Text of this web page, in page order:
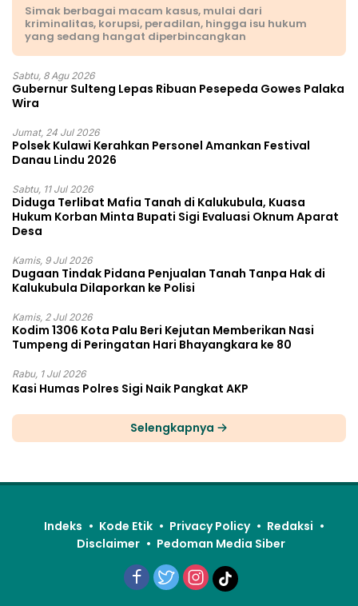
Simak berbagai macam kasus, mulai dari
kriminalitas, korupsi, peradilan, hingga isu hukum
yang sedang hangat diperbincangkan
Sabtu, 8 Agu 2026
Gubernur Sulteng Lepas Ribuan Pesepeda Gowes Palaka
Wira
Jumat, 24 Jul 2026
Polsek Kulawi Kerahkan Personel Amankan Festival
Danau Lindu 2026
Sabtu, 11 Jul 2026
Diduga Terlibat Mafia Tanah di Kalukubula, Kuasa
Hukum Korban Minta Bupati Sigi Evaluasi Oknum Aparat
Desa
Kamis, 9 Jul 2026
Dugaan Tindak Pidana Penjualan Tanah Tanpa Hak di
Kalukubula Dilaporkan ke Polisi
Kamis, 2 Jul 2026
Kodim 1306 Kota Palu Beri Kejutan Memberikan Nasi
Tumpeng di Peringatan Hari Bhayangkara ke 80
Rabu, 1 Jul 2026
Kasi Humas Polres Sigi Naik Pangkat AKP
Selengkapnya
Indeks Kode Etik Privacy Policy
Redaksi
Disclaimer
Pedoman Media Siber